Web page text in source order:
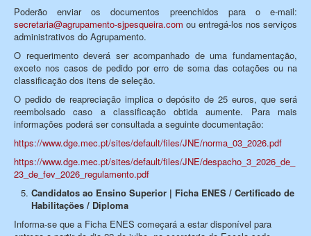
Poderão enviar os documentos preenchidos para o e-mail:
secretaria@agrupamento-sjpesqueira.com ou entregá-los nos serviços
administrativos do Agrupamento.
O requerimento deverá ser acompanhado de uma fundamentação,
exceto nos casos de pedido por erro de soma das cotações ou na
classificação dos itens de seleção.
O pedido de reapreciação implica o depósito de 25 euros, que será
reembolsado caso a classificação obtida aumente. Para mais
informações poderá ser consultada a seguinte documentação:
https://www.dge.mec.pt/sites/default/files/JNE/norma_03_2026.pdf
https://www.dge.mec.pt/sites/default/files/JNE/despacho_3_2026_de_
23_de_fev_2026_regulamento.pdf
Candidatos ao Ensino Superior | Ficha ENES / Certificado de
Habilitações / Diploma
Informa-se que a Ficha ENES começará a estar disponível para